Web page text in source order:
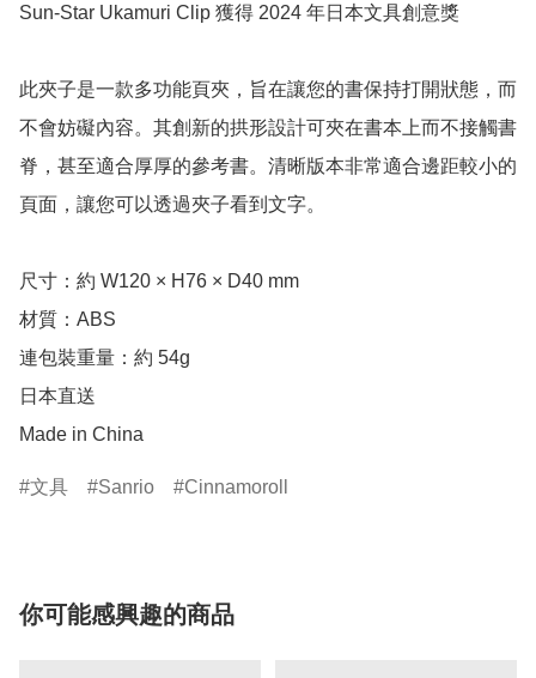
Sun-Star Ukamuri Clip 獲得 2024 年日本文具創意獎
此夾子是一款多功能頁夾，旨在讓您的書保持打開狀態，而
不會妨礙內容。其創新的拱形設計可夾在書本上而不接觸書
脊，甚至適合厚厚的參考書。清晰版本非常適合邊距較小的
頁面，讓您可以透過夾子看到文字。
尺寸：約 W120 × H76 × D40 mm
材質：ABS
連包裝重量：約 54g
日本直送
Made in China
文具 Sanrio Cinnamoroll
你可能感興趣的商品